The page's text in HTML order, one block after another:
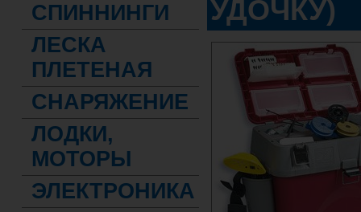
СПИННИНГИ
ЛЕСКА
ПЛЕТЕНАЯ
СНАРЯЖЕНИЕ
ЛОДКИ,
МОТОРЫ
ЭЛЕКТРОНИКА
УДОЧКУ)